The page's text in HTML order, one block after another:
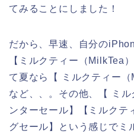
てみることにしました！
だから、早速、自分の
【ミルクティー（MilkTea
て夏なら【 ミルクティー（
など、、。その他、【 ミ
ンターセール】【ミルクテ
グセール】という感じでミ